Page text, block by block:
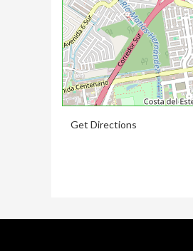
Get Directions